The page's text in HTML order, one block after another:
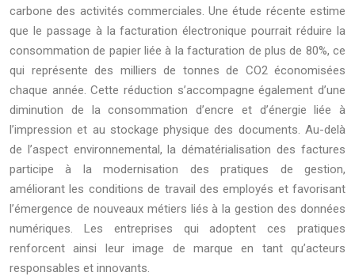
carbone des activités commerciales. Une étude récente estime
que le passage à la facturation électronique pourrait réduire la
consommation de papier liée à la facturation de plus de 80%, ce
qui représente des milliers de tonnes de CO2 économisées
chaque année. Cette réduction s’accompagne également d’une
diminution de la consommation d’encre et d’énergie liée à
l’impression et au stockage physique des documents. Au-delà
de l’aspect environnemental, la dématérialisation des factures
participe à la modernisation des pratiques de gestion,
améliorant les conditions de travail des employés et favorisant
l’émergence de nouveaux métiers liés à la gestion des données
numériques. Les entreprises qui adoptent ces pratiques
renforcent ainsi leur image de marque en tant qu’acteurs
responsables et innovants.